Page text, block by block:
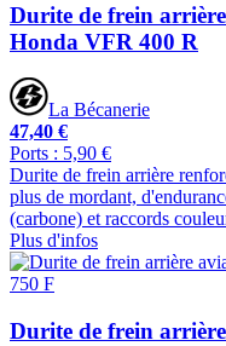
Durite de frein
Honda VFR 400 R
La Bécanerie
47,40 €
Ports : 5,90 €
Durite de frein arrière
plus de mordant,
(carbone) et raccords
Plus d'infos
Durite de frein